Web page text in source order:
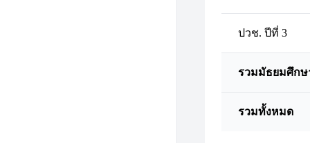
ปวช. ปีที่ 3
รวมมัธยมศึกษ
รวมทั้งหมด